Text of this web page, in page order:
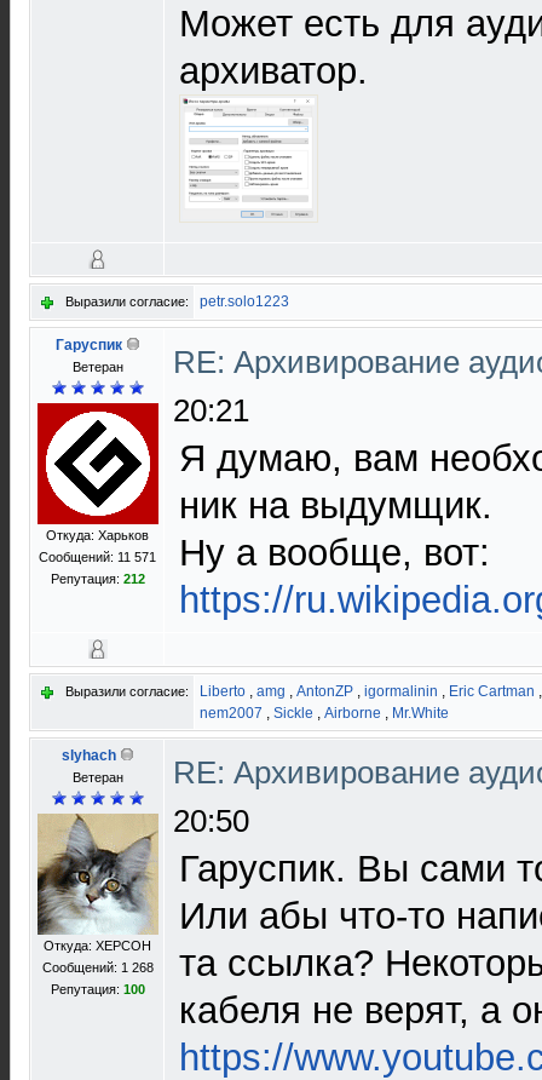
Может есть для
архиватор.
Выразили согласие: petr.solo1223
Гаруспик
Ветеран
Откуда: Харьков
Сообщений: 11 571
Репутация: 212
RE: Архивирование
20:21
Я думаю, вам
ник на выдумщик.
Ну а вообще, вот:
https://
Выразили согласие: Liberto , amg , AntonZP , igormalinin , Eric Cartman
nem2007 , Sickle , Airborne , Mr.White
slyhach
Ветеран
Откуда: ХЕРСОН
Сообщений: 1 268
Репутация: 100
RE: Архивирование
20:50
Гаруспик. Вы сами
Или абы что-то
та ссылка?
кабеля не верят, а
https://